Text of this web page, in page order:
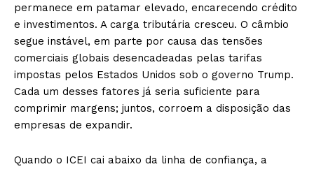
permanece em patamar elevado, encarecendo crédito
e investimentos. A carga tributária cresceu. O câmbio
segue instável, em parte por causa das tensões
comerciais globais desencadeadas pelas tarifas
impostas pelos Estados Unidos sob o governo Trump.
Cada um desses fatores já seria suficiente para
comprimir margens; juntos, corroem a disposição das
empresas de expandir.
Quando o ICEI cai abaixo da linha de confiança, a